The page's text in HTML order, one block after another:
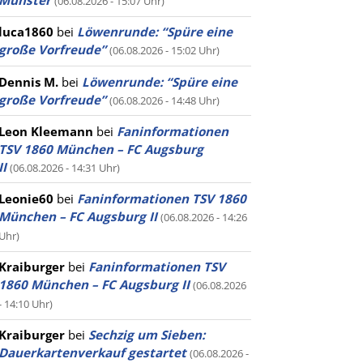
bei Löwenrunde: “Spüre eine
Vorfreude” (06.08.2026 - 15:02 Uhr)
M. bei Löwenrunde: “Spüre eine
Vorfreude” (06.08.2026 - 14:48 Uhr)
Kleemann bei Faninformationen
1860 München – FC Augsburg
(06.08.2026 - 14:31 Uhr)
bei Faninformationen TSV 1860
– FC Augsburg II (06.08.2026 - 14:26
bei Faninformationen TSV
München – FC Augsburg II (06.08.2026
14:10 Uhr)
bei Sechzig um Sieben:
gestartet (06.08.2026 -